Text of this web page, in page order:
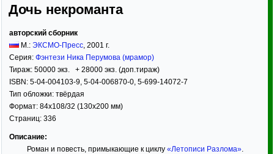
Дочь некроманта
авторский сборник
М.: ЭКСМО-Пресс, 2001 г.
Серия: Фэнтези Ника Перумова (мрамор)
Тираж: 50000 экз. + 28000 экз. (доп.тираж)
ISBN: 5-04-004103-9, 5-04-006870-0, 5-699-14072-7
Тип обложки: твёрдая
Формат: 84x108/32 (130x200 мм)
Страниц: 336
Описание:
Роман и повесть, примыкающие к циклу «Летописи Разлома».